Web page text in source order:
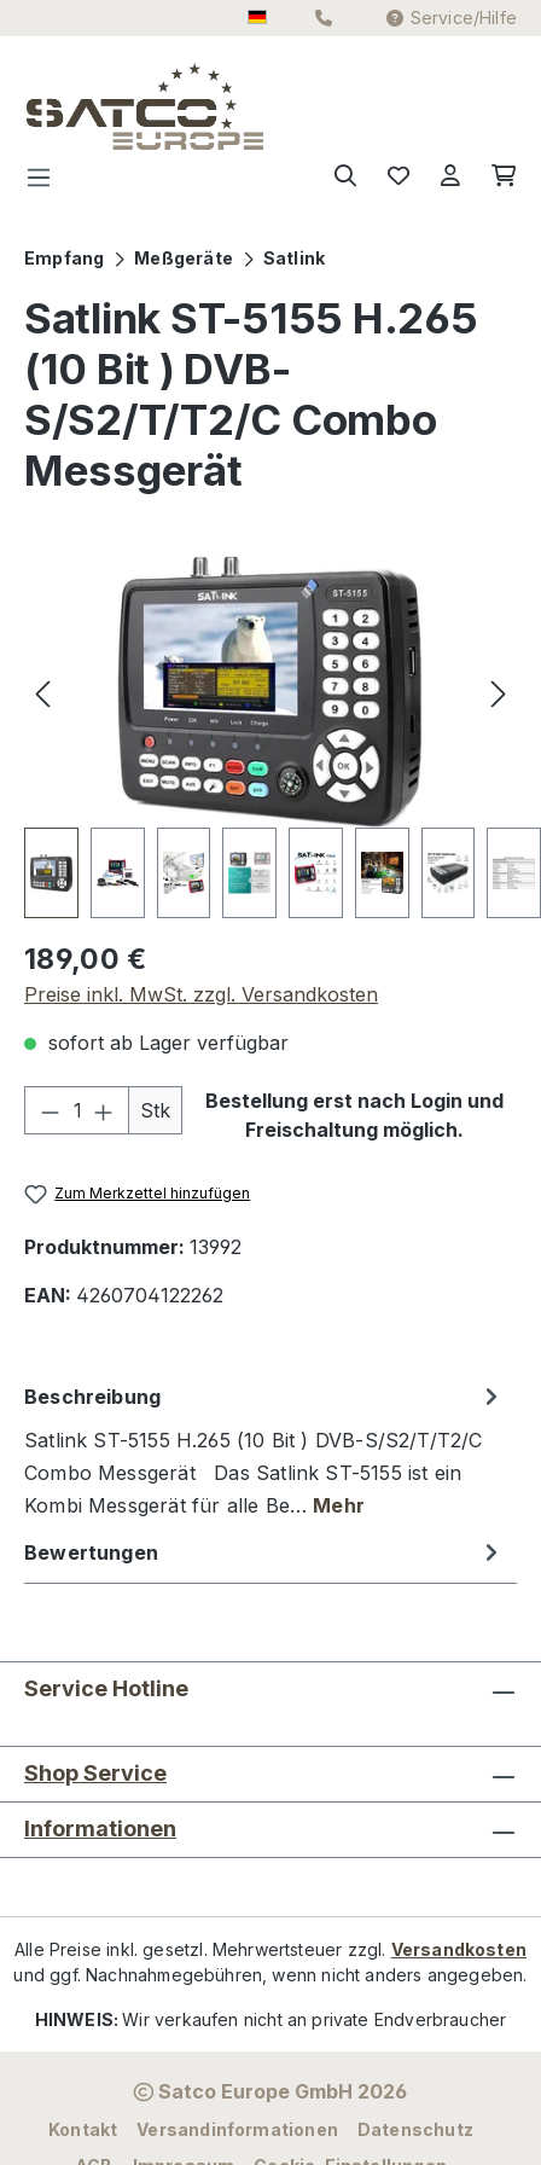
Zum Hauptinhalt springen Service/Hilfe
Empfang Meßgeräte Satlink
Satlink ST-5155 H.265
(10 Bit ) DVB-
S/S2/T/T2/C Combo
Messgerät
Bildergalerie überspringen
Regulärer Preis:
189,00 €
Preise inkl. MwSt. zzgl. Versandkosten
sofort ab Lager verfügbar
Produkt Anzahl: Gib den
Stk
Bestellung erst nach Login und
Freischaltung möglich.
Zum Merkzettel hinzufügen
Produktnummer: 13992
EAN: 4260704122262
Beschreibung
Satlink ST-5155 H.265 (10 Bit ) DVB-S/S2/T/T2/C
Combo Messgerät Das Satlink ST-5155 ist ein
Kombi Messgerät für alle Be… Mehr
Bewertungen
Service Hotline
Shop Service
Informationen
Alle Preise inkl. gesetzl. Mehrwertsteuer zzgl. Versandkosten
und ggf. Nachnahmegebühren, wenn nicht anders angegeben.
HINWEIS:Wir verkaufen nicht an private Endverbraucher
Satco Europe GmbH 2026
Kontakt Versandinformationen
Datenschutz